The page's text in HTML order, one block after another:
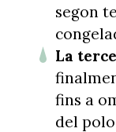
segon
La
fins a
del